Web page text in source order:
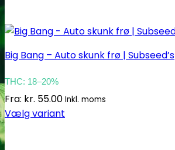
Big Bang – Auto skunk frø | Subseed’s
THC: 18–20%
Fra: kr. 55.00 Inkl. moms
Vælg variant
Dette
vare